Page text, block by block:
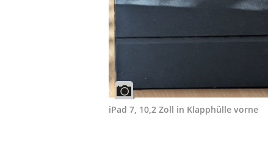
iPad 7, 10,2 Zoll in Klapphülle vorne